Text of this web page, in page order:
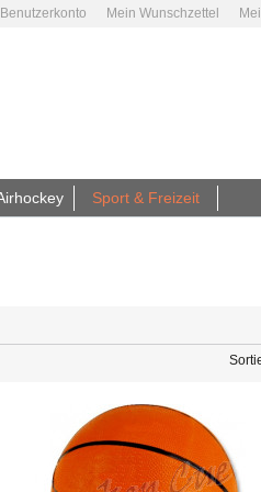
Mein Wunschzettel
Sport & Freizeit